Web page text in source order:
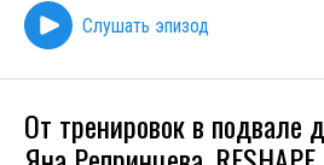
Слушать эпизод
От тренировок в подвале